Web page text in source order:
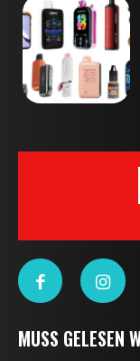
MUSS GELESEN